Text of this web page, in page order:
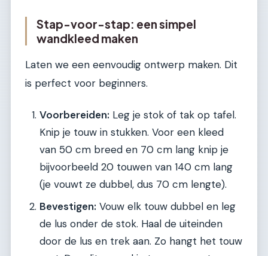
Stap-voor-stap: een simpel
wandkleed maken
Laten we een eenvoudig ontwerp maken. Dit
is perfect voor beginners.
Voorbereiden: Leg je stok of tak op tafel.
Knip je touw in stukken. Voor een kleed
van 50 cm breed en 70 cm lang knip je
bijvoorbeeld 20 touwen van 140 cm lang
(je vouwt ze dubbel, dus 70 cm lengte).
Bevestigen: Vouw elk touw dubbel en leg
de lus onder de stok. Haal de uiteinden
door de lus en trek aan. Zo hangt het touw